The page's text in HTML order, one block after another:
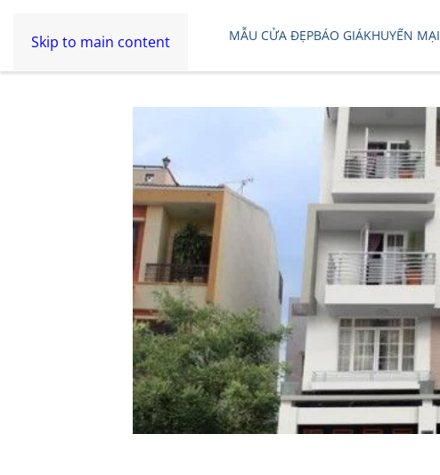
Skip to main content MẪU CỬA ĐẸPBÁO GIÁKHUYẾN MẠI